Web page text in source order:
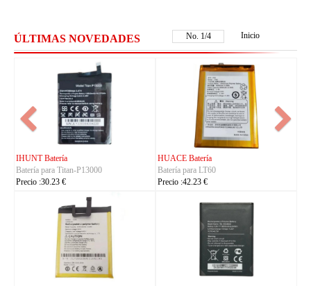
ÚLTIMAS NOVEDADES No. 1/4 Inicio
FUJITSU Batería
Batería para RA07503-1091
Precio :24.23 €
FUJITSU Batería
Batería para RA07504-1091
Precio :24.23 €